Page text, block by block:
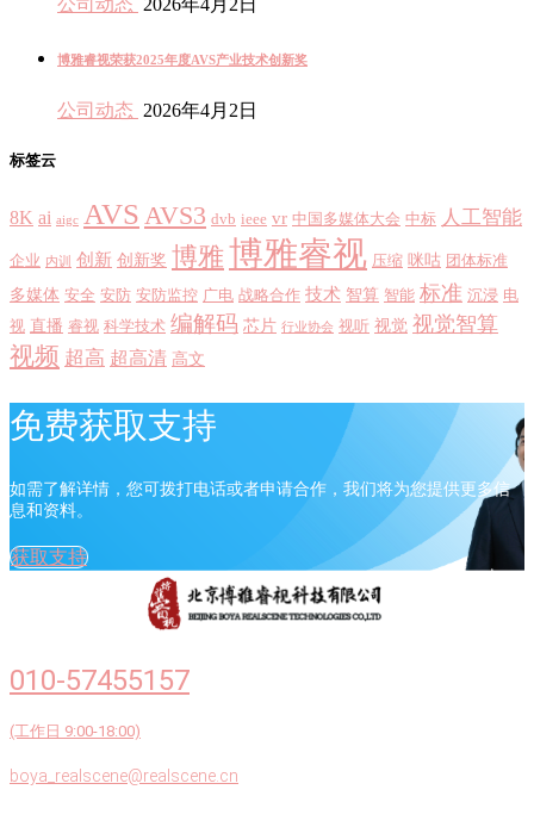
公司动态 2026年4月2日
博雅睿视荣获2025年度AVS产业技术创新奖
公司动态 2026年4月2日
标签云
8K ai aigc AVS AVS3 dvb ieee vr 中国多媒体大会 中标 人工智能
企业 内训 创新 创新奖 博雅博雅睿视 压缩 咪咕 团体标准
多媒体 安全 安防 安防监控 广电 战略合作 技术 智算 智能 标准 沉浸 电
视 直播 睿视 科学技术 编解码 芯片 行业协会 视听 视觉 视觉智算
视频 超高 超高清 高文
免费获取支持
如需了解详情，您可拨打电话或者申请合作，我们将为您提供更多信
息和资料。
获取支持
010-57455157
(工作日 9:00-18:00)
boya_realscene@realscene.cn